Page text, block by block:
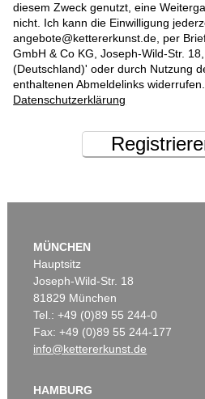
diesem Zweck genutzt, eine
nicht. Ich kann die Einwilligung
angebote@kettererkunst.de, per
GmbH & Co KG, Joseph-Wild-Str.
(Deutschland)' oder durch Nutzung
enthaltenen Abmeldelinks widerrufen.
Datenschutzerklärung
MÜNCHEN
Hauptsitz
Joseph-Wild-Str. 18
81829 München
Tel.: +49 (0)89 55 244-0
Fax: +49 (0)89 55 244-177
info@kettererkunst.de
HAMBURG